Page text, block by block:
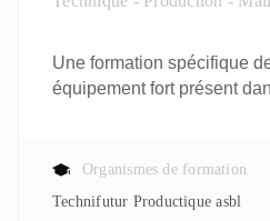
Une formation spécifique
équipement fort présent
Organismes de formation
Technifutur Productique asbl